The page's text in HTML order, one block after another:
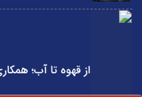
از قهوه تا آب؛